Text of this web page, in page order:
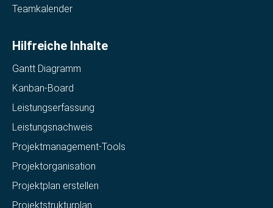
Teamkalender
Hilfreiche Inhalte
Gantt Diagramm
Kanban-Board
Leistungserfassung
Leistungsnachweis
Projektmanagement-Tools
Projektorganisation
Projektplan erstellen
Projektstrukturplan